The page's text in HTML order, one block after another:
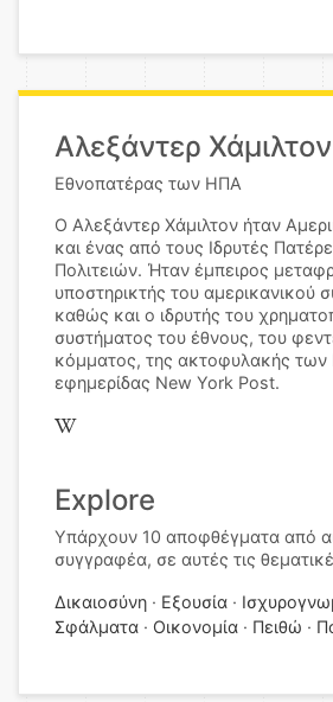
Αλεξάντερ Χάμιλτον
Εθνοπατέρας των ΗΠΑ
Ο Αλεξάντερ Χάμιλτον ήταν
και ένας από τους Ιδρυτές
Πολιτειών. Ήταν έμπειρος
υποστηρικτής του αμερικανικού
καθώς και ο ιδρυτής του
συστήματος του έθνους, του
κόμματος, της ακτοφυλακής των
εφημερίδας New York Post.
Explore
Υπάρχουν 10 αποφθέγματα από
συγγραφέα, σε αυτές τις
Δικαιοσύνη Εξουσία
Σφάλματα
Οικονομία Πειθώ